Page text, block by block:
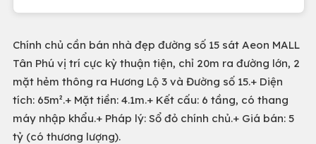
Chính chủ cần bán nhà đẹp đường số 15 sát Aeon MALL
Tân Phú vị trí cực kỳ thuận tiện, chỉ 20m ra đường lớn, 2
mặt hẻm thông ra Hương Lộ 3 và Đường số 15.+ Diện
tích: 65m².+ Mặt tiền: 4.1m.+ Kết cấu: 6 tầng, có thang
máy nhập khẩu.+ Pháp lý: Sổ đỏ chính chủ.+ Giá bán: 5
tỷ (có thương lượng).